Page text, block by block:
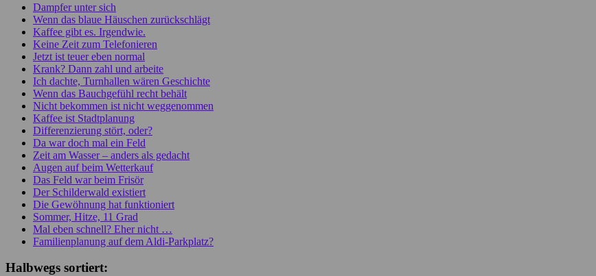
Dampfer unter sich
Wenn das blaue Häuschen zurückschlägt
Kaffee gibt es. Irgendwie.
Keine Zeit zum Telefonieren
Jetzt ist teuer eben normal
Krank? Dann zahl und arbeite
Ich dachte, Turnhallen wären Geschichte
Wenn das Bauchgefühl recht behält
Nicht bekommen ist nicht weggenommen
Kaffee ist Stadtplanung
Differenzierung stört, oder?
Da war doch mal ein Feld
Zeit am Wasser – anders als gedacht
Augen auf beim Wetterkauf
Das Feld war beim Frisör
Der Schilderwald existiert
Die Gewöhnung hat funktioniert
Sommer, Hitze, 11 Grad
Mal eben schnell? Eher nicht …
Familienplanung auf dem Aldi-Parkplatz?
Halbwegs sortiert: